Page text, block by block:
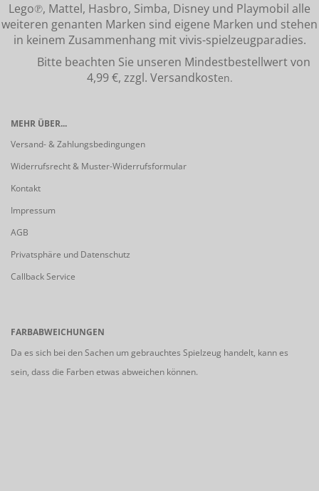
Lego℗, Mattel, Hasbro, Simba, Disney und Playmobil alle
weiteren genanten Marken sind eigene Marken und stehen
in keinem Zusammenhang mit vivis-spielzeugparadies.
Bitte beachten Sie unseren Mindestbestellwert von
4,99 €, zzgl. Versandkosten.
MEHR ÜBER...
Versand- & Zahlungsbedingungen
Widerrufsrecht & Muster-Widerrufsformular
Kontakt
Impressum
AGB
Privatsphäre und Datenschutz
Callback Service
FARBABWEICHUNGEN
Da es sich bei den Sachen um gebrauchtes Spielzeug handelt, kann es
sein, dass die Farben etwas abweichen können.